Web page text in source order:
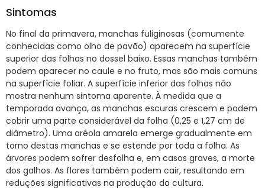
Sintomas
No final da primavera, manchas fuliginosas (comumente
conhecidas como olho de pavão) aparecem na superfície
superior das folhas no dossel baixo. Essas manchas também
podem aparecer no caule e no fruto, mas são mais comuns
na superfície foliar. A superfície inferior das folhas não
mostra nenhum sintoma aparente. À medida que a
temporada avança, as manchas escuras crescem e podem
cobrir uma parte considerável da folha (0,25 e 1,27 cm de
diâmetro). Uma aréola amarela emerge gradualmente em
torno destas manchas e se estende por toda a folha. As
árvores podem sofrer desfolha e, em casos graves, a morte
dos galhos. As flores também podem cair, resultando em
reduções significativas na produção da cultura.